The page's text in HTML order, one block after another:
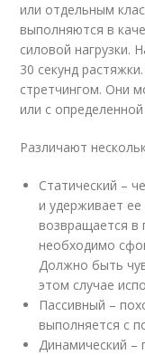
или отдельным
выполняются в
силовой нагрузки.
30 секунд
стретчингом. Они
или с
Различают
Статический –
и удерживает
возвращается в
необходимо
Должно быть
этом случае
Пассивный –
выполняется с
Динамический –